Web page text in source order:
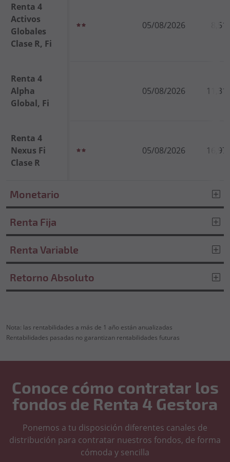
Renta 4
Activos
Globales
Clase R, Fi
05/08/2026
Renta 4
Alpha
Global, Fi
05/08/2026
Renta 4
Nexus Fi
Clase R
05/08/2026
Monetario
Renta Fija
Renta Variable
Retorno Absoluto
Nota: las rentabilidades a más de 1 año están anualizadas
Rentabilidades pasadas no garantizan rentabilidades futuras
Conoce cómo contratar los
fondos de Renta 4 Gestora
Ponemos a tu disposición diferentes canales de
distribución para contratar nuestros fondos, de forma
cómoda y sencilla